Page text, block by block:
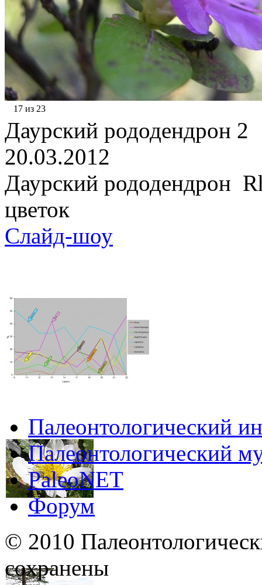
17 из 23
Даурский рододендрон 2
20.03.2012
Даурский рододендрон
цветок
Слайд-шоу
Палеонтологический
Палеонтологический
PaleoNET
Форум
© 2010
сохранены